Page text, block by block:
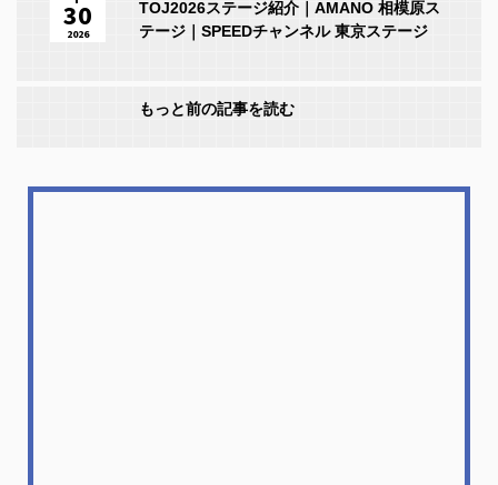
TOJ2026ステージ紹介｜AMANO 相模原ス
テージ｜SPEEDチャンネル 東京ステージ
30
2026
もっと前の記事を読む